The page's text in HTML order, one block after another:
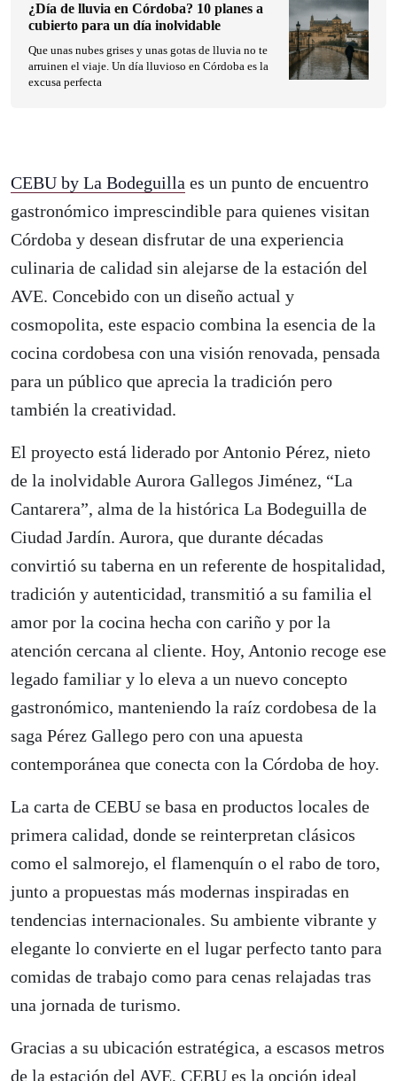
CEBU by La Bodeguilla es un punto de encuentro
gastronómico imprescindible para quienes visitan
Córdoba y desean disfrutar de una experiencia
culinaria de calidad sin alejarse de la estación del
AVE. Concebido con un diseño actual y
cosmopolita, este espacio combina la esencia de la
cocina cordobesa con una visión renovada, pensada
para un público que aprecia la tradición pero
también la creatividad.
El proyecto está liderado por Antonio Pérez, nieto
de la inolvidable Aurora Gallegos Jiménez, “La
Cantarera”, alma de la histórica La Bodeguilla de
Ciudad Jardín. Aurora, que durante décadas
convirtió su taberna en un referente de hospitalidad,
tradición y autenticidad, transmitió a su familia el
amor por la cocina hecha con cariño y por la
atención cercana al cliente. Hoy, Antonio recoge ese
legado familiar y lo eleva a un nuevo concepto
gastronómico, manteniendo la raíz cordobesa de la
saga Pérez Gallego pero con una apuesta
contemporánea que conecta con la Córdoba de hoy.
La carta de CEBU se basa en productos locales de
primera calidad, donde se reinterpretan clásicos
como el salmorejo, el flamenquín o el rabo de toro,
junto a propuestas más modernas inspiradas en
tendencias internacionales. Su ambiente vibrante y
elegante lo convierte en el lugar perfecto tanto para
comidas de trabajo como para cenas relajadas tras
una jornada de turismo.
Gracias a su ubicación estratégica, a escasos metros
de la estación del AVE, CEBU es la opción ideal
¿Día de lluvia en Córdoba? 10 planes a
cubierto para un día inolvidable
Que unas nubes grises y unas gotas de lluvia no te
arruinen el viaje. Un día lluvioso en Córdoba es la
excusa perfecta